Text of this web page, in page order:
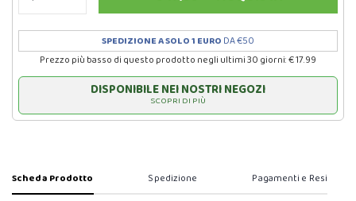
SPEDIZIONE A SOLO 1 EURO DA €50
Prezzo più basso di questo prodotto negli ultimi 30 giorni: € 17.99
DISPONIBILE NEI NOSTRI NEGOZI
SCOPRI DI PIÙ
Scheda Prodotto Spedizione Pagamenti e Resi